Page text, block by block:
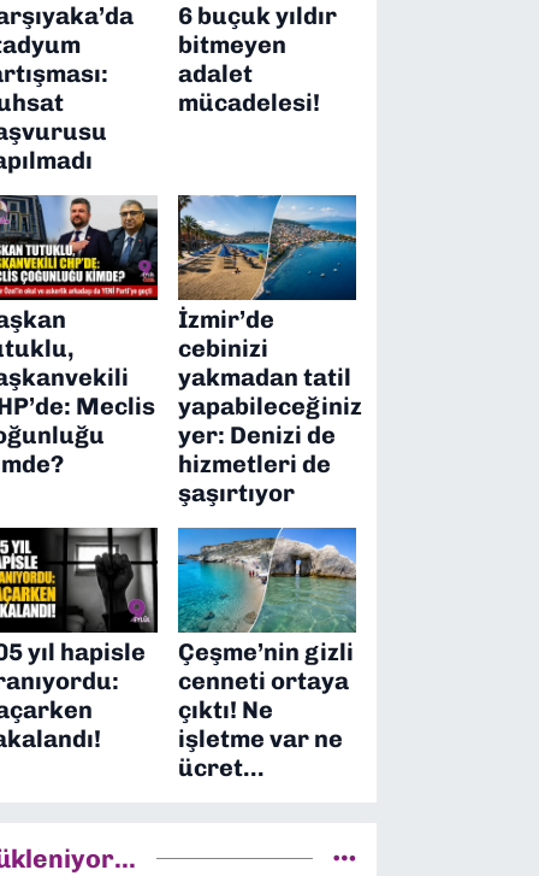
6 buçuk yıldır
bitmeyen
adalet
mücadelesi!
Meclis
İzmir’de
cebinizi
yakmadan tatil
yapabileceğiniz
yer: Denizi de
hizmetleri de
şaşırtıyor
yıl hapisle
Çeşme’nin gizli
cenneti ortaya
çıktı! Ne
işletme var ne
ücret…